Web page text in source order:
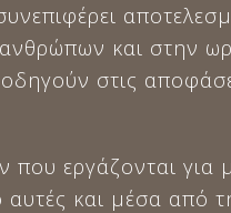
και στην
στις
εργάζονται για
και μέσα από